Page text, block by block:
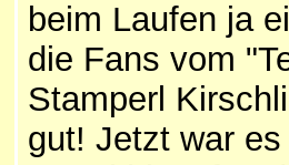
beim Laufen ja
die Fans vom
Stamperl
gut! Jetzt war